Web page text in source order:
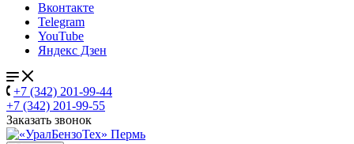
Вконтакте
Telegram
YouTube
Яндекс Дзен
+7 (342) 201-99-44
+7 (342) 201-99-55
Заказать звонок